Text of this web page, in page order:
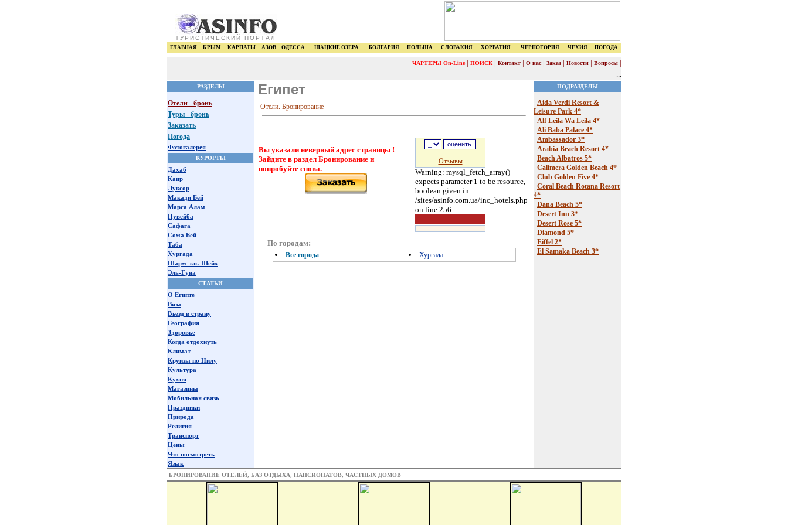
ТУРИСТИЧЕСКИЙ ПОРТАЛ
ГЛАВНАЯ КРЫМ КАРПАТЫ АЗОВ ОДЕССА ШАЦКИЕ ОЗЕРА БОЛГАРИЯ ПОЛЬША СЛОВАКИЯ ХОРВАТИЯ ЧЕРНОГОРИЯ ЧЕХИЯ ПОГОДА
ЧАРТЕРЫ On-Line| ПОИСК | Контакт | О нас | Заказ | Новости | Вопросы |
...
РАЗДЕЛЫ Египет ПОДРАЗДЕЛЫ
Отели - бронь
Туры - бронь
Заказать
Погода
Фотогалерея
КУРОРТЫ
Дахаб
Каир
Луксор
Макади Бей
Марса Алам
Нувейба
Сафага
Сома Бей
Таба
Хургада
Шарм-эль-Шейх
Эль-Гуна
СТАТЬИ
О Египте
Виза
Въезд в страну
География
Здоровье
Когда отдохнуть
Климат
Круизы по Нилу
Культура
Кухня
Магазины
Мобильная связь
Праздники
Природа
Религия
Транспорт
Цены
Что посмотреть
Язык
Отели. Бронирование
Отзывы
Warning: mysql_fetch_array()
expects parameter 1 to be resource,
boolean given in
/sites/asinfo.com.ua/inc_hotels.php
on line 256
Вы указали неверный адрес страницы !
Зайдите в раздел Бронирование и
попробуйте снова.
По городам:
Все города Хургада
Aida Verdi Resort &
Leisure Park 4*
Alf Leila Wa Leila 4*
Ali Baba Palace 4*
Ambassador 3*
Arabia Beach Resort 4*
Beach Albatros 5*
Calimera Golden Beach 4*
Club Golden Five 4*
Coral Beach Rotana Resort
4*
Dana Beach 5*
Desert Inn 3*
Desert Rose 5*
Diamond 5*
Eiffel 2*
El Samaka Beach 3*
БРОНИРОВАНИЕ ОТЕЛЕЙ, БАЗ ОТДЫХА, ПАНСИОНАТОВ, ЧАСТНЫХ ДОМОВ